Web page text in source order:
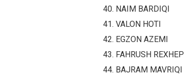
NAIM BARDIQI
VALON HOTI
EGZON AZEMI
FAHRUSH REXHEPI
BAJRAM MAVRIQI